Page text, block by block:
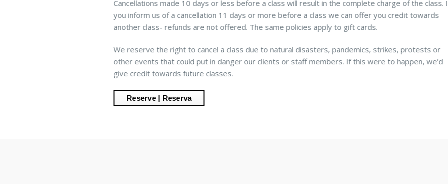
Cancellations made 10 days or less before a class will result in the complete charge of the class.
you inform us of a cancellation 11 days or more before a class we can offer you credit towards
another class- refunds are not offered. The same policies apply to gift cards.
We reserve the right to cancel a class due to natural disasters, pandemics, strikes, protests or
other events that could put in danger our clients or staff members. If this were to happen, we’d
give credit towards future classes.